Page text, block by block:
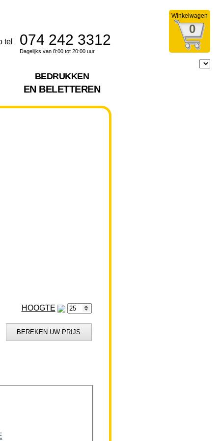
Winkelwagen
0
074 242 3312
Dagelijks van 8:00 tot 20:00 uur
BEDRUKKEN
EN BELETTEREN
HOOGTE